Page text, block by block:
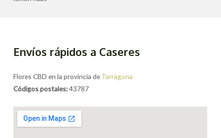
Envíos rápidos a Caseres
Flores CBD en la provincia de Tarragona
Códigos postales:43787